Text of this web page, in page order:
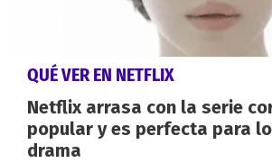
QUÉ VER EN NETFLIX
Netflix arrasa con la serie
popular y es perfecta para
drama